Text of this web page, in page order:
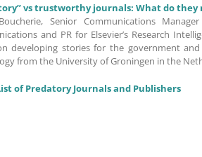
vs trustworthy journals: What do
Senior Communications
and PR for Elsevier’s Research
developing stories for the government
from the University of Groningen in the
of Predatory Journals and Publishers